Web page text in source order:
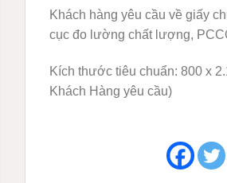
Khách hàng yêu cầu về giấy
cục đo lường chất lượng,
Kích thước tiêu chuẩn: 800 x
Khách Hàng yêu cầu)